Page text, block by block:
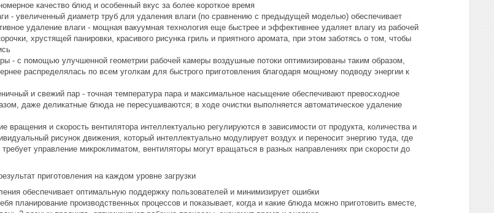
качество блюд и особенный вкус за более короткое время
- увеличенный диаметр труб для удаления влаги (по сравнению с предыдущей моделью) обеспечивает
удаление влаги - мощная вакуумная технология еще быстрее и эффективнее удаляет влагу из рабочей
хрустящей панировки, красивого рисунка гриль и приятного аромата, при этом заботясь о том, чтобы
- с помощью улучшенной геометрии рабочей камеры воздушные потоки оптимизированы таким образом,
распределялась по всем уголкам для быстрого приготовления благодаря мощному подводу энергии к
и свежий пар - точная температура пара и максимальное насыщение обеспечивают превосходное
даже деликатные блюда не пересушиваются; в ходе очистки выполняется автоматическое удаление
вращения и скорость вентилятора интеллектуально регулируются в зависимости от продукта, количества и
рисунок движения, который интеллектуально модулирует воздух и переносит энергию туда, где
управление микроклиматом, вентиляторы могут вращаться в разных направлениях при скорости до
приготовления на каждом уровне загрузки
обеспечивает оптимальную поддержку пользователей и минимизирует ошибки
планирование производственных процессов и показывает, когда и какие блюда можно приготовить вместе,